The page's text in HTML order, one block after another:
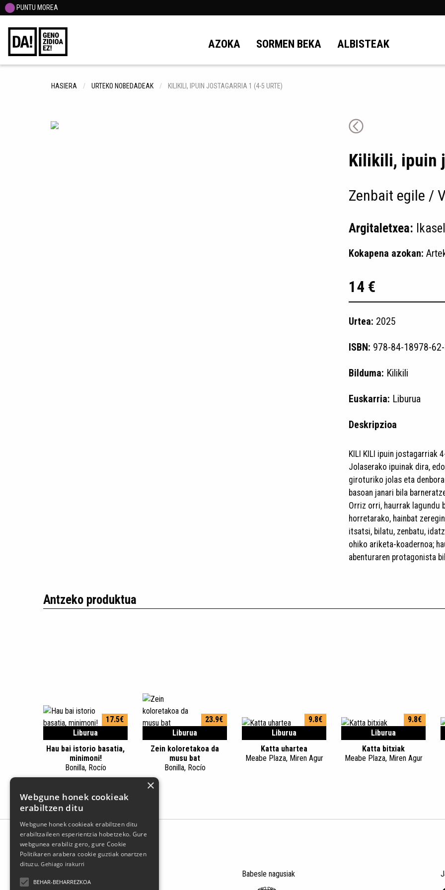
PUNTU MOREA
AZOKA SORMEN BEKA ALBISTEAK
HASIERA URTEKO NOBEDADEAK KILIKILI, IPUIN JOSTAGARRIA 1 (4-5 URTE)
Kilikili, ipuin
Zenbait egile /
Argitaletxea:
Kokapena azokan:
14 €
Urtea: 2025
ISBN: 978-84-18978-
Bilduma: Kilikili
Euskarria: Liburua
Deskripzioa
KILI KILI ipuin jostagarriak
Jolaserako ipuinak dira,
giroturiko jolas eta
basoan janari bila
Orriz orri, haurrak lagundu
horretarako, hainbat
itsatsi, bilatu, zenbatu,
ohiko ariketa-koadernoa;
abenturaren protagonista
Antzeko produktua
Liburua
17.5€
Hau bai istorio basatia,
minimoni!
Bonilla, Rocío
Liburua
23.9€
Zein koloretakoa da
musu bat
Bonilla, Rocío
Liburua
9.8€
Katta uhartea
Meabe Plaza, Miren Agur
Liburua
9.8€
Katta bitxiak
Meabe Plaza, Miren Agur
Babesle nagusiak
×
Webgune honek cookieak
erabiltzen ditu
Webgune honek cookieak erabiltzen ditu
erabiltzaileen esperientzia hobetzeko. Gure
webgunea erabiliz gero, gure Cookie
Politikaren arabera cookie guztiak onartzen
dituzu.Gehiago irakurri
BEHAR-BEHARREZKOA